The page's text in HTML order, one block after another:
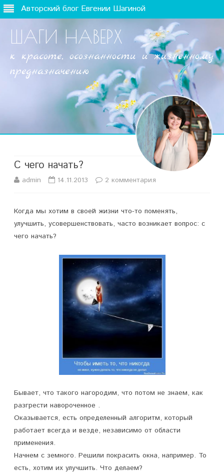
Авторский блог Евгении Шагиной
ШАГИ НАВЕРХ
к красоте, осознанности и жизненному
предназначению
С чего начать?
admin 14.11.2013 2 комментария
а
и
С
ч
г
о
н
т
Когда мы хотим в своей жизни что-то поменять,
улучшить, усовершенствовать, часто возникает вопрос: с
чего начать?
Бывает, что такого нагородим, что потом не знаем, как
разгрести навороченное .
Оказывается, есть определенный алгоритм, который
работает всегда и везде, независимо от области
применения.
Начнем с земного. Решили покрасить окна, например. То
есть, хотим их улучшить. Что делаем?